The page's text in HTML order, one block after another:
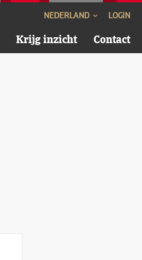
Krijg inzicht Contact
LOGIN
NEDERLAND